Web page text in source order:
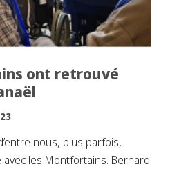
ont retrouvé
nous, plus parfois,
les Montfortains. Bernard